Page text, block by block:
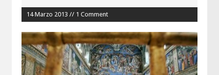
14 Marzo 2013 // 1 Comment